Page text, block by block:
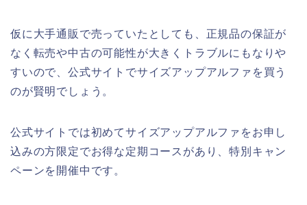
仮に大手通販で売っていたとしても、正規品の保証が
なく転売や中古の可能性が大きくトラブルにもなりや
すいので、公式サイトでサイズアップアルファを買う
のが賢明でしょう。
公式サイトでは初めてサイズアップアルファをお申し
込みの方限定でお得な定期コースがあり、特別キャン
ペーンを開催中です。